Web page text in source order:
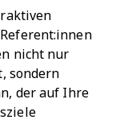
nicht nur
sondern
der auf Ihre